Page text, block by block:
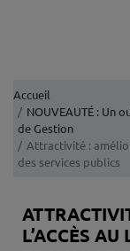
Accueil
NOUVEAUTÉ : Un
de Gestion
Attractivité :
des services publics
L’ACCÈS